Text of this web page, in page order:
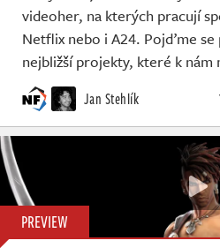
videoher, na kterých pracují
Netflix nebo i A24. Pojďme
nejbližší projekty, které k nám
Jan Stehlík
PREVIEW